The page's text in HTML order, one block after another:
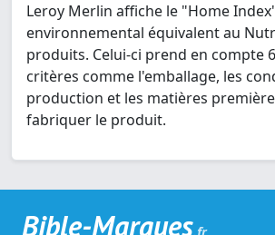
Leroy Merlin affiche le "Home
environnemental équivalent au
produits. Celui-ci prend en compte
critères comme l'emballage, les
production et les matières
fabriquer le produit.
Bible-Marques